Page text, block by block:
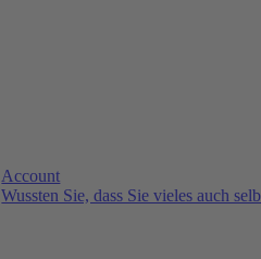
Account
Wussten Sie, dass Sie vieles auch